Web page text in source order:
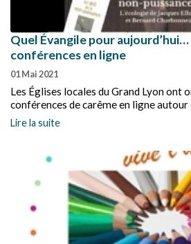
Quel Évangile pour
conférences en ligne
01 Mai 2021
Les Églises locales du Grand Lyon ont
conférences de carême en ligne
pour aujourd’hui… et pour demain ?
Lire la suite